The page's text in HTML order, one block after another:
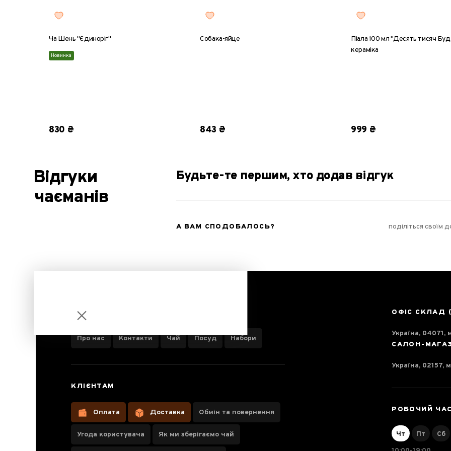
Ча Шень "Єдиноріг"
Новинка
830 ₴
Собака-яйце
843 ₴
Піала 100 мл "Десять тисяч
кераміка
999 ₴
Відгуки
чаєманів
Будьте-те першим, хто додав відгук
А ВАМ СПОДОБАЛОСЬ? поділіться своїм
ІНФОРМАЦІЯ ПРО КОМПАНІЮ
Про нас Контакти Чай Посуд Набори
КЛІЄНТАМ
Оплата Доставка Обмін та повернення
Угода користувача Як ми зберігаємо чай
ОФІС СКЛАД
Україна, 04071,
САЛОН-
Україна, 02157,
РОБОЧИЙ ЧАС
Чт Пт Сб